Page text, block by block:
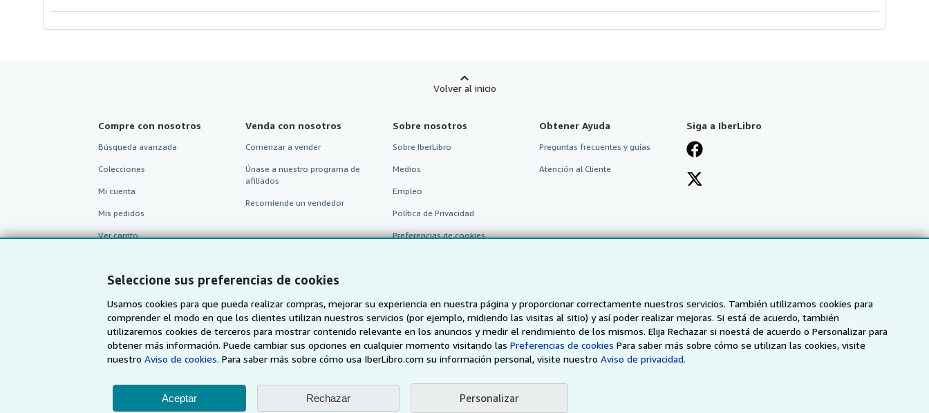
Seleccione sus preferencias de cookies
Usamos cookies para que pueda realizar compras, mejorar su experiencia en nuestra página y proporcionar correctamente nuestros servicios. También utilizamos cookies para
comprender el modo en que los clientes utilizan nuestros servicios (por ejemplo, midiendo las visitas al sitio) y así poder realizar mejoras. Si está de acuerdo, también
utilizaremos cookies de terceros para mostrar contenido relevante en los anuncios y medir el rendimiento de los mismos. Elija Rechazar si noestá de acuerdo o Personalizar para
obtener más información. Puede cambiar sus opciones en cualquier momento visitando las Preferencias de cookies Para saber más sobre cómo se utilizan las cookies, visite
nuestroAviso de cookies. Para saber más sobre cómo usa IberLibro.com su información personal, visite nuestroAviso de privacidad.
Aceptar Rechazar Personalizar
Volver al inicio
Compre con nosotros
Búsqueda avanzada
Colecciones
Mi cuenta
Mis pedidos
Ver carrito
Venda con nosotros
Comenzar a vender
Únase a nuestro programa de
afiliados
Recomiende un vendedor
Sobre nosotros
Sobre IberLibro
Medios
Empleo
Política de Privacidad
Preferencias de cookies
Obtener Ayuda
Preguntas frecuentes y guías
Atención al Cliente
Siga a IberLibro
AbeBooks.com AbeBooks.de AbeBooks.it